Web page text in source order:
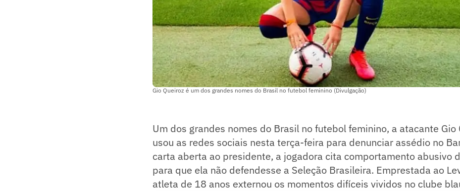
Gio Queiroz é um dos grandes nomes do Brasil no futebol feminino (Divulgação)
Um dos grandes nomes do Brasil no futebol feminino, a atacante Gio
usou as redes sociais nesta terça-feira para denunciar assédio no
carta aberta ao presidente, a jogadora cita comportamento abusivo
para que ela não defendesse a Seleção Brasileira. Emprestada ao
atleta de 18 anos externou os momentos difíceis vividos no clube